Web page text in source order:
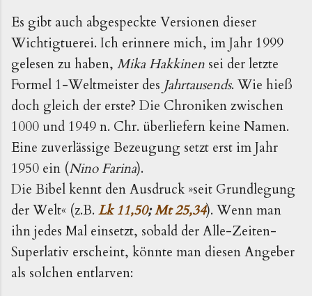
Es gibt auch abgespeckte Versionen dieser
Wichtigtuerei. Ich erinnere mich, im Jahr 1999
gelesen zu haben, Mika Hakkinen sei der letzte
Formel 1-Weltmeister des Jahrtausends. Wie hieß
doch gleich der erste? Die Chroniken zwischen
1000 und 1949 n. Chr. überliefern keine Namen.
Eine zuverlässige Bezeugung setzt erst im Jahr
1950 ein (Nino Farina).
Die Bibel kennt den Ausdruck »seit Grundlegung
der Welt« (z.B. Lk 11,50;Mt 25,34). Wenn man
ihn jedes Mal einsetzt, sobald der Alle-Zeiten-
Superlativ erscheint, könnte man diesen Angeber
als solchen entlarven: